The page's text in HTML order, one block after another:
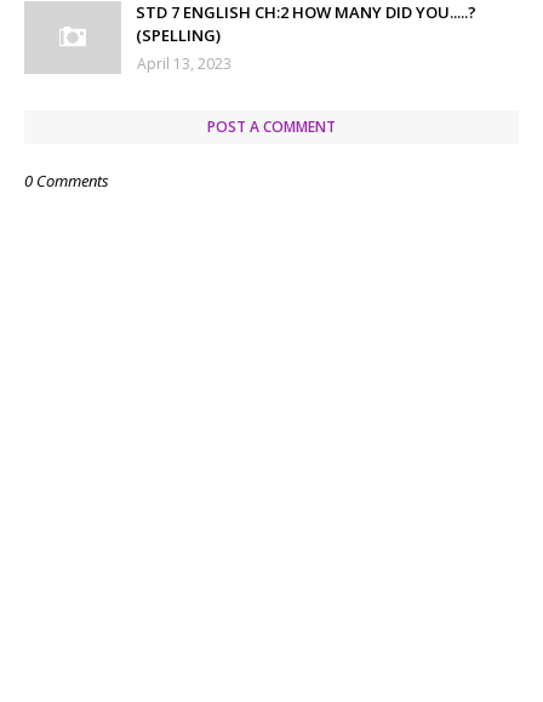
STD 7 ENGLISH CH:2 HOW MANY DID YOU.....?
(SPELLING)
April 13, 2023
POST A COMMENT
0 Comments